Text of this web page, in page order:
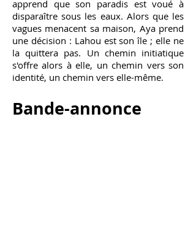
apprend que son paradis est voué à
disparaître sous les eaux. Alors que les
vagues menacent sa maison, Aya prend
une décision : Lahou est son île ; elle ne
la quittera pas. Un chemin initiatique
s'offre alors à elle, un chemin vers son
identité, un chemin vers elle-même.
Bande-annonce